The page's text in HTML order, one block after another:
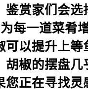
赏家们会选
每一道菜肴
以提升上
椒的摆盘
正在寻找灵